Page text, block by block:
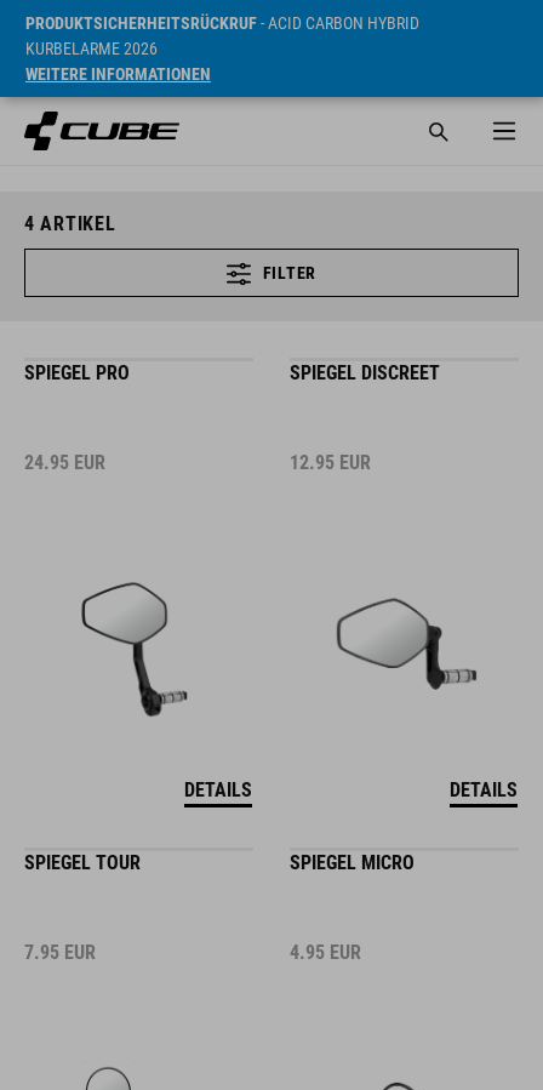
PRODUKTSICHERHEITSRÜCKRUF- ACID CARBON HYBRID
KURBELARME 2026
WEITERE INFORMATIONEN
4 ARTIKEL
FILTER
SPIEGEL PRO
24.95 EUR
DETAILS
SPIEGEL DISCREET
12.95 EUR
DETAILS
SPIEGEL TOUR
7.95 EUR
SPIEGEL MICRO
4.95 EUR